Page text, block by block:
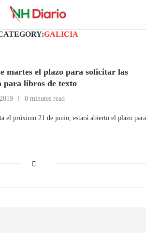
GALICIA
martes el plazo para solicitar las
para libros de texto
0 minutes read
el próximo 21 de junio, estará abierto el plazo para